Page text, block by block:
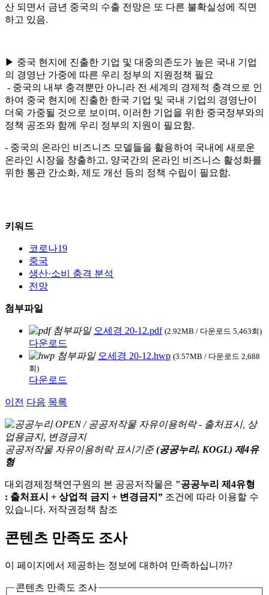
산 되면서 금년 중국의 수출 전망은 또 다른 불확실성에 직면
하고 있음.
▶ 중국 현지에 진출한 기업 및 대중의존도가 높은 국내 기업
의 경영난 가중에 따른 우리 정부의 지원정책 필요
- 중국의 내부 충격뿐만 아니라 전 세계의 경제적 충격으로 인
하여 중국 현지에 진출한 한국 기업 및 국내 기업의 경영난이
더욱 가중될 것으로 보이며, 이러한 기업을 위한 중국정부와의
정책 공조와 함께 우리 정부의 지원이 필요함.
- 중국의 온라인 비즈니즈 모델들을 활용하여 국내에 새로운
온라인 시장을 창출하고, 양국간의 온라인 비즈니스 활성화를
위한 통관 간소화, 제도 개선 등의 정책 수립이 필요함.
키워드
코로나19
중국
생산·소비 충격 분석
전망
첨부파일
오세경 20-12.pdf (2.92MB / 다운로드 5,463회)
다운로드
오세경 20-12.hwp (3.57MB / 다운로드 2,688
회)
다운로드
이전 다음 목록
공공저작물 자유이용허락 표시기준 (공공누리, KOGL) 제4유
형
대외경제정책연구원의 본 공공저작물은 "공공누리 제4유형
: 출처표시 + 상업적 금지 + 변경금지” 조건에 따라 이용할 수
있습니다. 저작권정책 참조
콘텐츠 만족도 조사
이 페이지에서 제공하는 정보에 대하여 만족하십니까?
콘텐츠 만족도 조사